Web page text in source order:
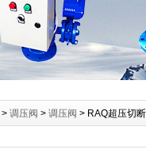
> 调压阀 > 调压阀 > RAQ超压切